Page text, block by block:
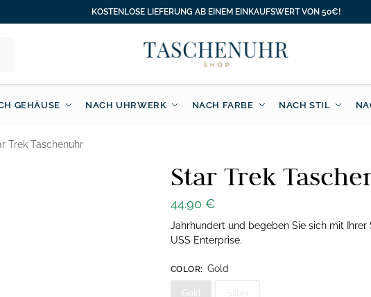
KOSTENLOSE LIEFERUNG AB EINEM EINKAUFSWERT VON 50€!
GEHÄUSE NACH UHRWERK NACH FARBE NACH STIL
Trek Taschenuhr
Star Trek
44.90 €
Jahrhundert und begeben Sie sich mit Ihrer
USS Enterprise.
COLOR: Gold
Gold